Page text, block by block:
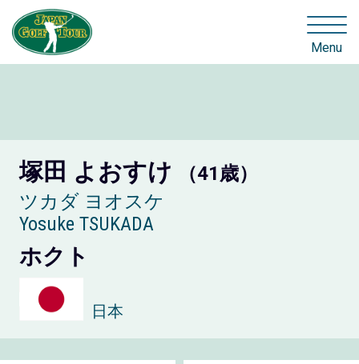
Menu
塚田 よおすけ
（41歳）
ツカダ ヨオスケ
Yosuke TSUKADA
ホクト
日本